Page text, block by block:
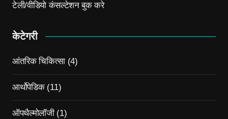
टेली/वीडियो कंसल्टेशन बुक करे
केटेगरी
आंतरिक चिकित्सा(4)
आर्थोपेडिक(11)
ऑपथैल्मोलॉजी(1)